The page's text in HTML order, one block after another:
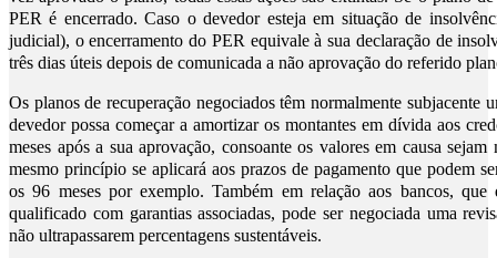
PER é encerrado. Caso o devedor esteja em situação de
judicial), o encerramento do PER equivale à sua declaração de
três dias úteis depois de comunicada a não aprovação do referido
Os planos de recuperação negociados têm normalmente subjacente
devedor possa começar a amortizar os montantes em dívida aos
meses após a sua aprovação, consoante os valores em causa
mesmo princípio se aplicará aos prazos de pagamento que podem
os 96 meses por exemplo. Também em relação aos bancos,
qualificado com garantias associadas, pode ser negociada uma
não ultrapassarem percentagens sustentáveis.